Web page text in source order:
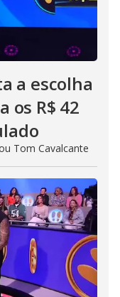
a escolha
os R$ 42
Tom Cavalcante